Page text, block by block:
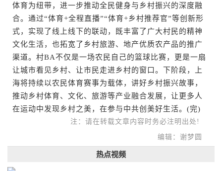
体育为纽带，进一步推动全民健身与乡村振兴的深度融
合。通过“体育+全程直播”“体育+乡村推荐官”等创新形
式，实现了线上线下的联动，既丰富了广大村民的精神
文化生活，也拓宽了乡村旅游、地产优质农产品的推广
渠道。村BA不仅是一场农民自己的篮球比赛，更是一扇
让城市看见乡村、让市民走进乡村的窗口。下阶段，上
海将持续以农民体育赛事为载体，讲好乡村振兴故事，
推动乡村体育、文化、旅游等产业融合发展，让更多人
在运动中发现乡村之美，在参与中共创美好生活。(完)
注：请在转载文章内容时务必注明出处!
编辑：谢梦圆
热点视频